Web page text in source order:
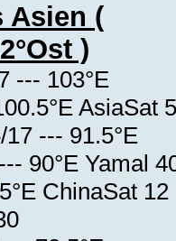
Asien (
)
--- 103°E
AsiaSat 5
17 --- 91.5°E
90°E Yamal
ChinaSat 12